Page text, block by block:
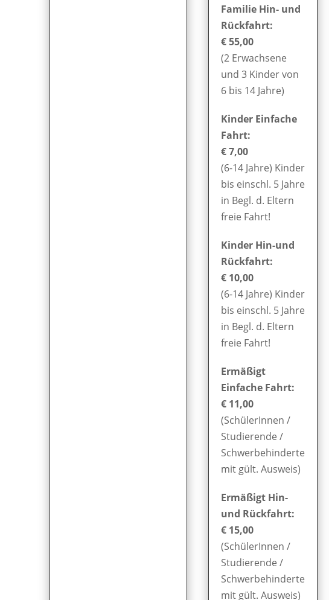
Familie Hin- und
Rückfahrt:
€ 55,00
(2 Erwachsene
und 3 Kinder von
6 bis 14 Jahre)
Kinder Einfache
Fahrt:
€ 7,00
(6-14 Jahre) Kinder
bis einschl. 5 Jahre
in Begl. d. Eltern
freie Fahrt!
Kinder Hin-und
Rückfahrt:
€ 10,00
(6-14 Jahre) Kinder
bis einschl. 5 Jahre
in Begl. d. Eltern
freie Fahrt!
Ermäßigt
Einfache Fahrt:
€ 11,00
(SchülerInnen /
Studierende /
Schwerbehinderte
mit gült. Ausweis)
Ermäßigt Hin-
und Rückfahrt:
€ 15,00
(SchülerInnen /
Studierende /
Schwerbehinderte
mit gült. Ausweis)